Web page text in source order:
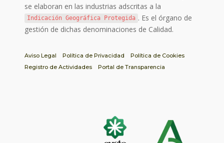
se elaboran en las industrias adscritas a la
Indicación Geográfica Protegida . Es el órgano de
gestión de dichas denominaciones de Calidad.
Aviso Legal Política de Privacidad
Política de Cookies
Registro de Actividades
Portal de Transparencia